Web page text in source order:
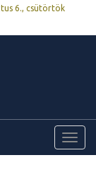
6., csütörtök